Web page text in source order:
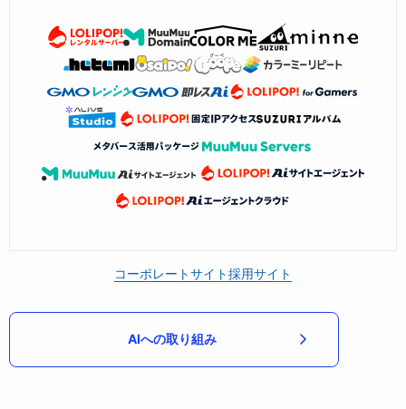
コーポレートサイト採用サイト
AIへの取り組み